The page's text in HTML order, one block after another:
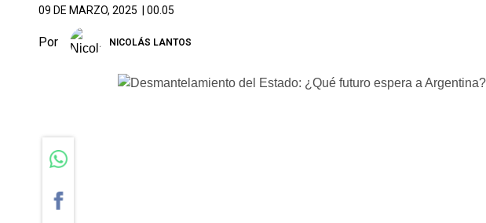
09 DE MARZO, 2025 | 00.05
Por NICOLÁS LANTOS